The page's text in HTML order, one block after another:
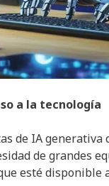
a la tecnología
de IA
de grandes
esté disponible